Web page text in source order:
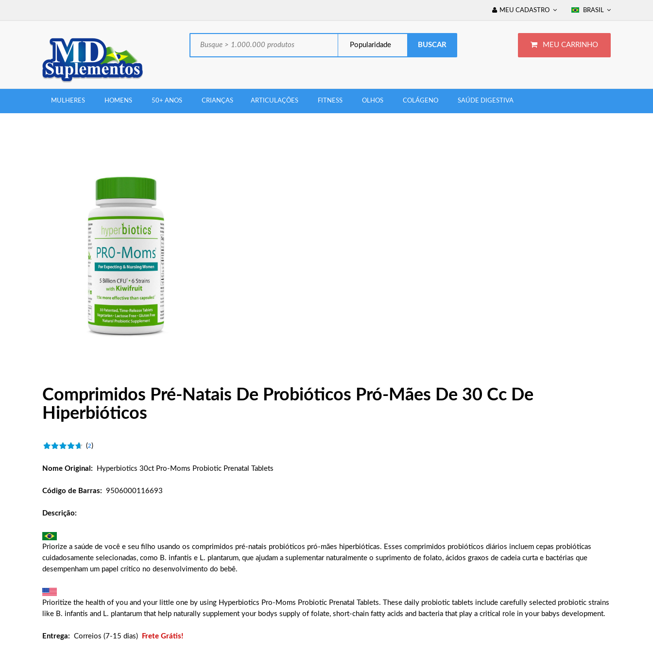
BRASIL
MEU CADASTRO
MEU CARRINHO
Popularidade
MULHERES HOMENS 50+ ANOS CRIANÇAS ARTICULAÇÕES FITNESS OLHOS COLÁGENO SAÚDE DIGESTIVA
Comprimidos Pré-Natais De Probióticos Pró-Mães De 30 Cc De
Hiperbióticos
(2)
Nome Original: Hyperbiotics 30ct Pro-Moms Probiotic Prenatal Tablets
Código de Barras: 9506000116693
Descrição:
Priorize a saúde de você e seu filho usando os comprimidos pré-natais probióticos pró-mães hiperbióticas. Esses comprimidos probióticos diários incluem cepas probióticas
cuidadosamente selecionadas, como B. infantis e L. plantarum, que ajudam a suplementar naturalmente o suprimento de folato, ácidos graxos de cadeia curta e bactérias que
desempenham um papel crítico no desenvolvimento do bebê.
Prioritize the health of you and your little one by using Hyperbiotics Pro-Moms Probiotic Prenatal Tablets. These daily probiotic tablets include carefully selected probiotic strains
like B. infantis and L. plantarum that help naturally supplement your bodys supply of folate, short-chain fatty acids and bacteria that play a critical role in your babys development.
Entrega: Correios (7-15 dias) Frete Grátis!